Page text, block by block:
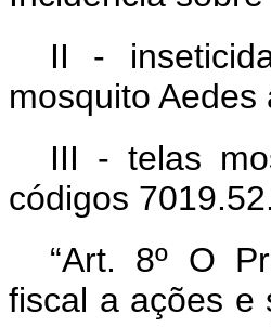
II -
mosquito Aedes
III - telas
códigos
“Art. 8º O
fiscal a ações e